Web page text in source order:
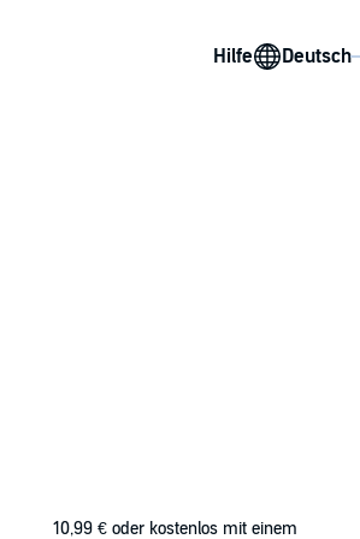
Hilfe
I didn't know the man behind the
10,99 € oder kostenlos mit einem